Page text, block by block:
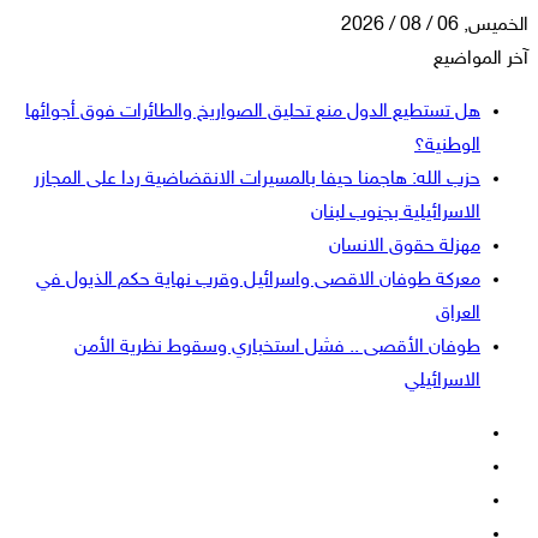
الخميس, 06 / 08 / 2026
آخر المواضيع
هل تستطيع الدول منع تحليق الصواريخ والطائرات فوق أجوائها
الوطنية؟
حزب الله: هاجمنا حيفا بالمسيرات الانقضاضية ردا على المجازر
الاسرائيلية بجنوب لبنان
مهزلة حقوق الانسان
معركة طوفان الاقصى واسرائيل وقرب نهاية حكم الذيول في
العراق
طوفان الأقصى .. فشل استخباري وسقوط نظرية الأمن
الاسرائيلي